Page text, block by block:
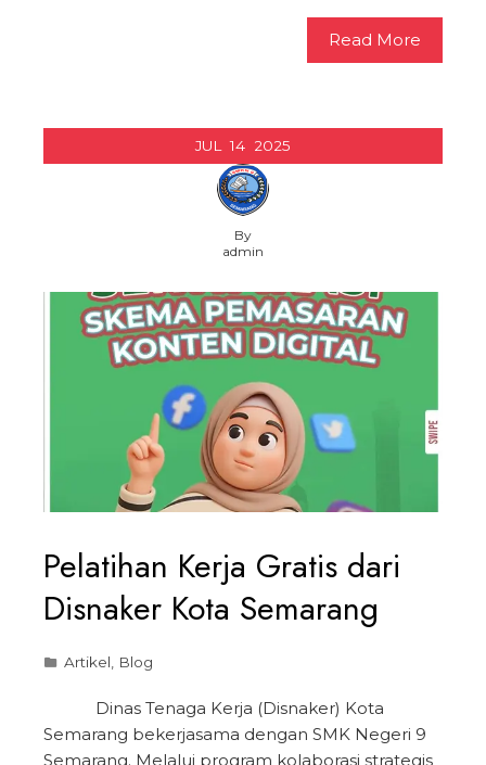
Read More
JUL 14 2025
By
admin
Pelatihan Kerja Gratis dari
Disnaker Kota Semarang
Artikel Blog
Dinas Tenaga Kerja (Disnaker) Kota
Semarang bekerjasama dengan SMK Negeri 9
Semarang. Melalui program kolaborasi strategis